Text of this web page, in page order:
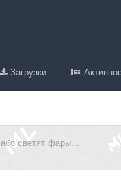
Загрузки
светят фары...